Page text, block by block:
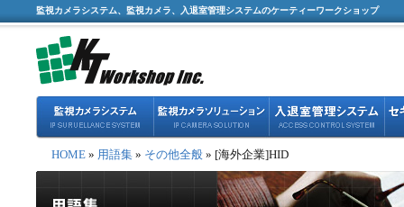
監視カメラシステム、監視カメラ、入退室管理システムのケーティーワークショップ
HOME » 用語集 » その他全般 » [海外企業]HID